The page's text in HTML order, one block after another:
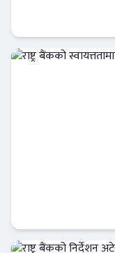
Banner News
आजको विशेष